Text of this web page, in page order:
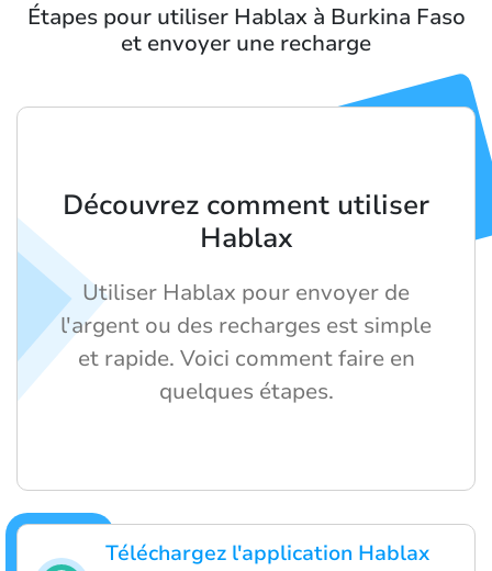
Étapes pour utiliser Hablax à Burkina Faso
et envoyer une recharge
Téléchargez l'application Hablax
Découvrez comment utiliser
Hablax
Utiliser Hablax pour envoyer de
l'argent ou des recharges est simple
et rapide. Voici comment faire en
quelques étapes.